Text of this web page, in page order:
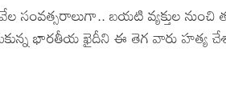
సంవత్సరాలుగా.. బయటి వ్యక్తుల
భారతీయ ఖైదీని ఈ తెగ వారు హత్య